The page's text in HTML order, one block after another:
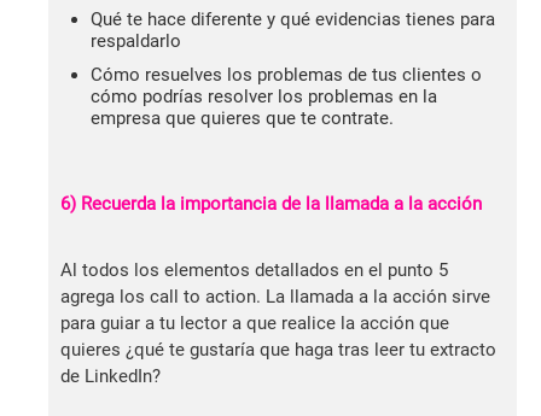
Qué te hace diferente y qué evidencias tienes para
respaldarlo
Cómo resuelves los problemas de tus clientes o
cómo podrías resolver los problemas en la
empresa que quieres que te contrate.
6) Recuerda la importancia de la llamada a la acción
Al todos los elementos detallados en el punto 5
agrega los call to action. La llamada a la acción sirve
para guiar a tu lector a que realice la acción que
quieres ¿qué te gustaría que haga tras leer tu extracto
de LinkedIn?